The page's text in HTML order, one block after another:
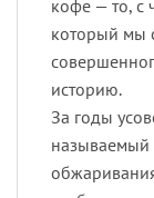
кофе — то, с
который мы
историю.
За годы
называемый